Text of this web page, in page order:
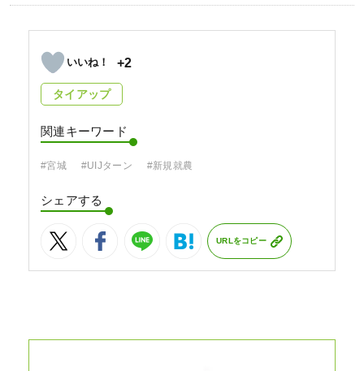
+2
タイアップ
関連キーワード
#宮城 #UIJターン #新規就農
シェアする
URLをコピー